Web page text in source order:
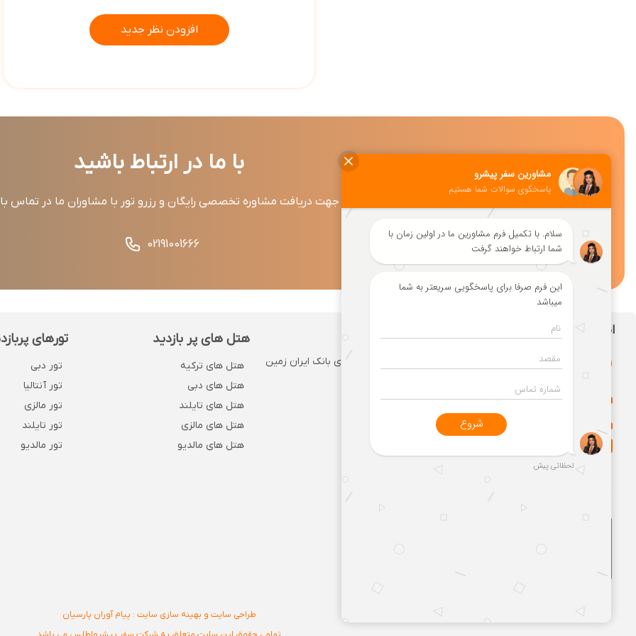
افزودن نظر جدید
با ما در ارتباط باشید
جهت دریافت مشاوره تخصصی رایگان و رزرو تور با مشاوران ما در تماس
02191001666
اطلاعات تماس
دفتر مرکزی: صادقیه . بین فلکه اول و دوم . پلاک 1132 . روبروی بانک ایران زمین
شماره شرکت: 02191001666
کاری: info@safaremen.com
هتل های پر بازدید
هتل های ترکیه
هتل های دبی
هتل های تایلند
هتل های مالزی
هتل های مالدیو
تورهای
تور دبی
تور آنتالیا
تور مالزی
تور تایلند
تور مالدیو
طراحی سایت و بهینه سازی سایت : پیام آوران پارسیان